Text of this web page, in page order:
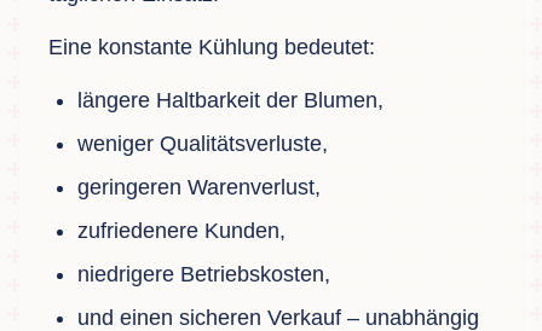
Eine konstante Kühlung bedeutet:
längere Haltbarkeit der Blumen,
weniger Qualitätsverluste,
geringeren Warenverlust,
zufriedenere Kunden,
niedrigere Betriebskosten,
und einen sicheren Verkauf – unabhängig